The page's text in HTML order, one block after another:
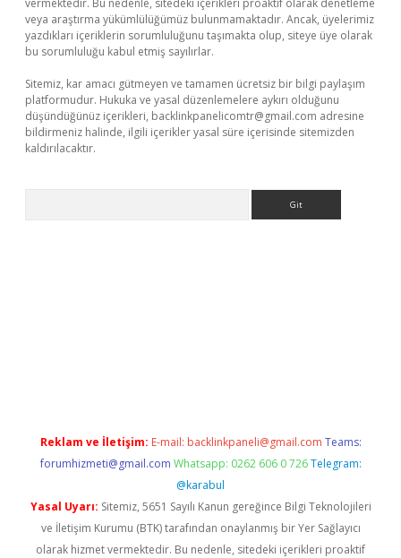
vermektedir. Bu nedenle, sitedeki içerikleri proaktif olarak denetleme
veya araştırma yükümlülüğümüz bulunmamaktadır. Ancak, üyelerimiz
yazdıkları içeriklerin sorumluluğunu taşımakta olup, siteye üye olarak
bu sorumluluğu kabul etmiş sayılırlar.
Sitemiz, kar amacı gütmeyen ve tamamen ücretsiz bir bilgi paylaşım
platformudur. Hukuka ve yasal düzenlemelere aykırı olduğunu
düşündüğünüz içerikleri, backlinkpanelicomtr@gmail.com adresine
bildirmeniz halinde, ilgili içerikler yasal süre içerisinde sitemizden
kaldırılacaktır.
Reklam ve İletişim: E-mail: backlinkpaneli@gmail.com Teams:
forumhizmeti@gmail.com Whatsapp: 0262 606 0 726 Telegram:
@karabul
Yasal Uyarı: Sitemiz, 5651 Sayılı Kanun gereğince Bilgi Teknolojileri
ve İletişim Kurumu (BTK) tarafından onaylanmış bir Yer Sağlayıcı
olarak hizmet vermektedir. Bu nedenle, sitedeki içerikleri proaktif